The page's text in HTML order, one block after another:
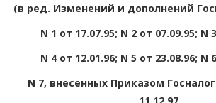
(в ред. Изменений и дополнений
N 1 от 17.07.95; N 2 от 07.09.95; N
N 4 от 12.01.96; N 5 от 23.08.96; N
N 7, внесенных Приказом